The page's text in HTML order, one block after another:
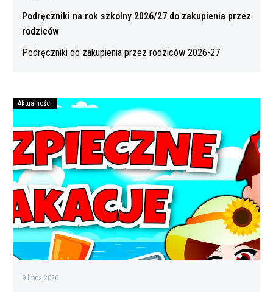
Podręczniki na rok szkolny 2026/27 do zakupienia przez
rodziców
Podręczniki do zakupienia przez rodziców 2026-27
Bezpiecznych
wakacji
Aktualności
9 lipca 2026